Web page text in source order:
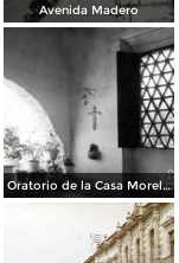
Avenida Madero
Oratorio de la Casa Morelos